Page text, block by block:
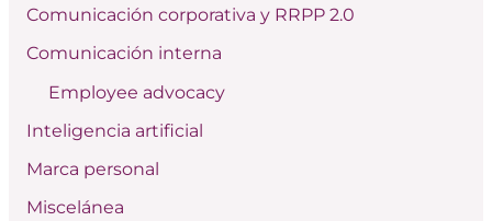
p
o
:
Comunicación corporativa y RRPP 2.0
Comunicación interna
Employee advocacy
Inteligencia artificial
Marca personal
Miscelánea